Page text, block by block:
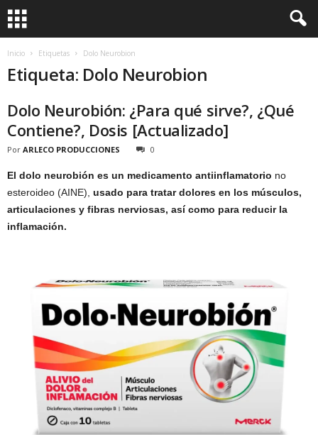
Inicio Etiquetas Dolo Neurobion
Etiqueta: Dolo Neurobion
Dolo Neurobión: ¿Para qué sirve?, ¿Qué
Contiene?, Dosis [Actualizado]
Por ARLECO PRODUCCIONES 0
El dolo neurobión es un medicamento antiinflamatorio no
esteroideo (AINE), usado para tratar dolores en los músculos,
articulaciones y fibras nerviosas, así como para reducir la
inflamación.